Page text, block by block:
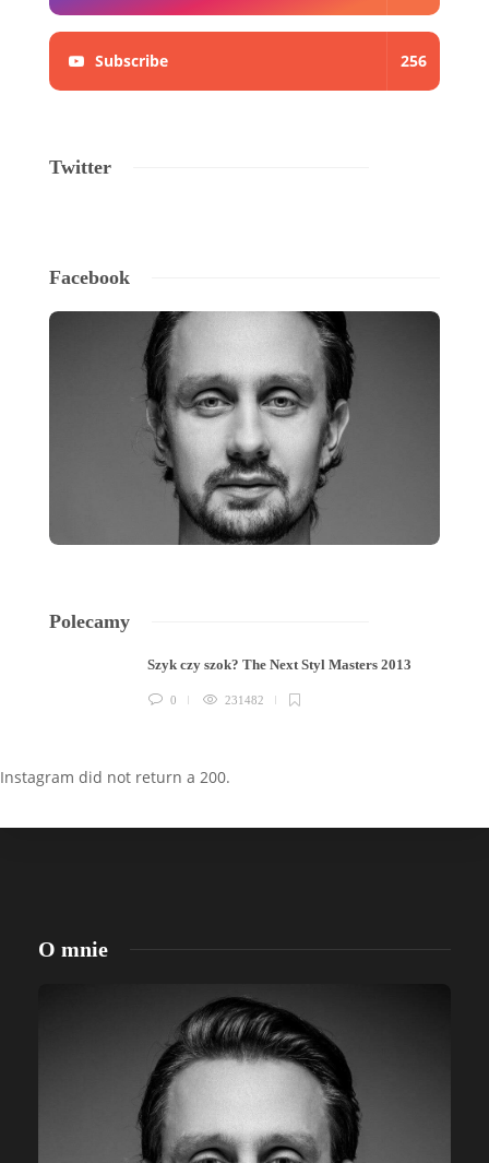
Subscribe 256
Twitter
Facebook
Polecamy
Szyk czy szok? The Next Styl Masters 2013
0 231482
Instagram did not return a 200.
O mnie